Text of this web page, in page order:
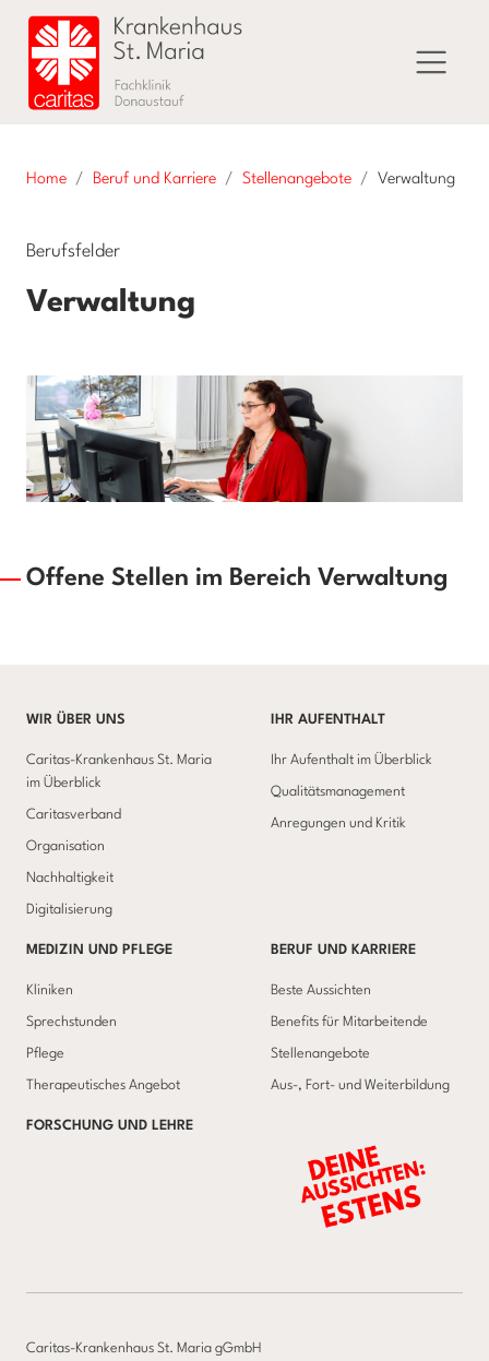
Home Beruf und Karriere Stellenangebote Verwaltung
Berufsfelder
Verwaltung
Offene Stellen im Bereich Verwaltung
WIR ÜBER UNS
Caritas-Krankenhaus St. Maria
im Überblick
Caritasverband
Organisation
Nachhaltigkeit
Digitalisierung
IHR AUFENTHALT
Ihr Aufenthalt im Überblick
Qualitätsmanagement
Anregungen und Kritik
MEDIZIN UND PFLEGE
Kliniken
Sprechstunden
Pflege
Therapeutisches Angebot
BERUF UND KARRIERE
Beste Aussichten
Benefits für Mitarbeitende
Stellenangebote
Aus-, Fort- und Weiterbildung
FORSCHUNG UND LEHRE
Caritas-Krankenhaus St. Maria gGmbH